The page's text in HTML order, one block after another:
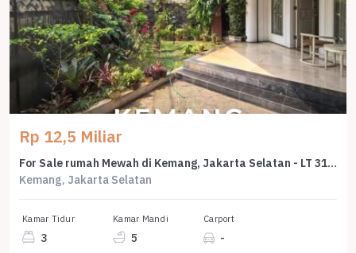
Rp 12,5 Miliar
For Sale rumah Mewah di Kemang, Jakarta Selatan - LT 312m²
Kemang, Jakarta Selatan
Kamar Tidur
3
Kamar Mandi
5
Carport
-